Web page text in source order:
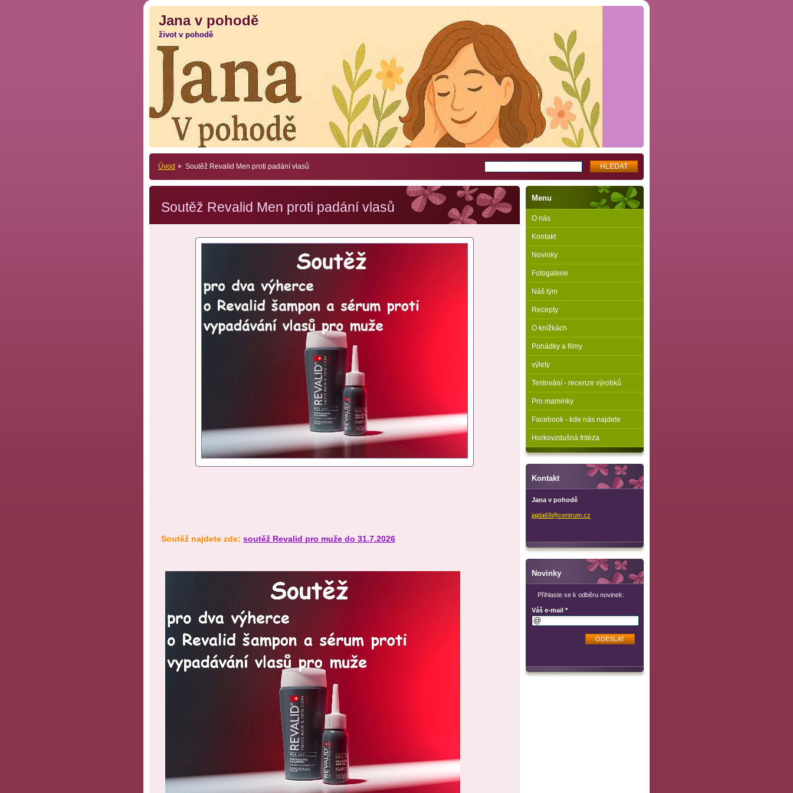
Jana v pohodě
Jana v pohodě
život v pohodě
život v pohodě
Úvod Soutěž Revalid Men proti padání vlasů
Soutěž Revalid Men proti padání vlasů
Soutěž najdete zde: soutěž Revalid pro muže do 31.7.2026
Menu
O nás
Kontakt
Novinky
Fotogalerie
Náš tým
Recepty
O knížkách
Pohádky a filmy
výlety
Testování - recenze výrobků
Pro maminky
Facebook - kde nás najdete
Horkovzdušná fritéza
Kontakt
Jana v pohodě
jajda69@centrum. cz
Novinky
Přihlaste se k odběru novinek:
Váš e-mail *